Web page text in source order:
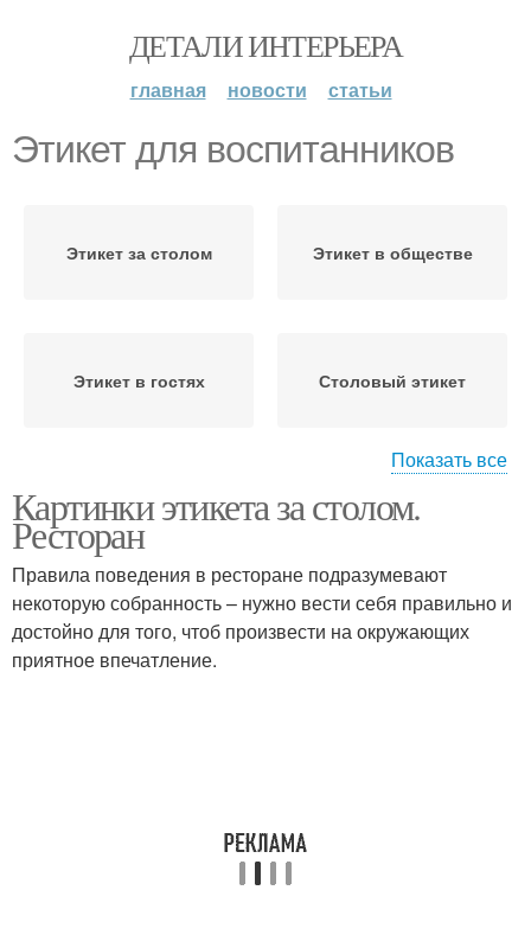
ДЕТАЛИ ИНТЕРЬЕРА
главная новости статьи
Этикет для воспитанников
Этикет за столом Этикет в обществе
Этикет в гостях Столовый этикет
Этикет в школе Этикет для школьников
Этикет для школьника Этикет для детей
Показать все
Картинки этикета за столом.
Ресторан
Правила поведения в ресторане подразумевают
некоторую собранность – нужно вести себя правильно и
достойно для того, чтоб произвести на окружающих
приятное впечатление.